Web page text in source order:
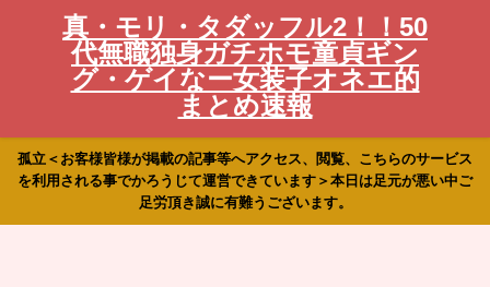
真・モリ・タダッフル2！！50
代無職独身ガチホモ童貞ギン
グ・ゲイなー女装子オネエ的
まとめ速報
孤立＜お客様皆様が掲載の記事等へアクセス、閲覧、こちらのサービス
を利用される事でかろうじて運営できています＞本日は足元が悪い中ご
足労頂き誠に有難うございます。